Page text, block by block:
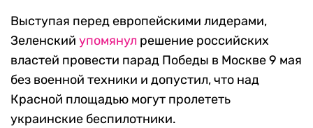
Выступая перед европейскими лидерами,
Зеленский упомянул решение российских
властей провести парад Победы в Москве 9 мая
без военной техники и допустил, что над
Красной площадью могут пролететь
украинские беспилотники.